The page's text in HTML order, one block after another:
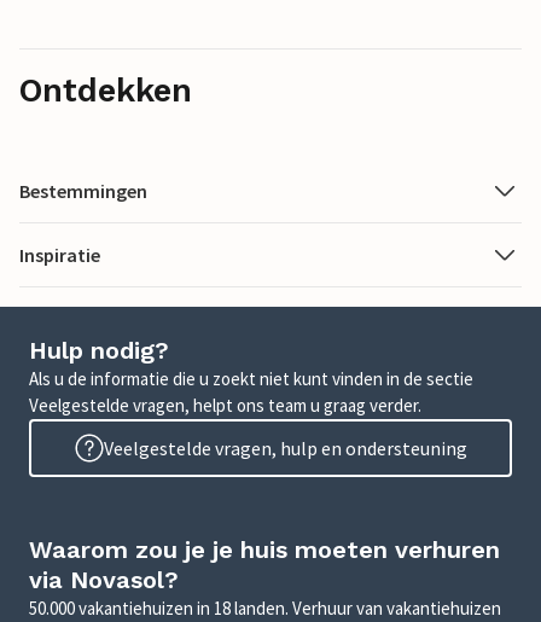
Ontdekken
Bestemmingen
Inspiratie
Hulp nodig?
Als u de informatie die u zoekt niet kunt vinden in de sectie
Veelgestelde vragen, helpt ons team u graag verder.
Veelgestelde vragen, hulp en ondersteuning
Waarom zou je je huis moeten verhuren
via Novasol?
50.000 vakantiehuizen in 18 landen. Verhuur van vakantiehuizen